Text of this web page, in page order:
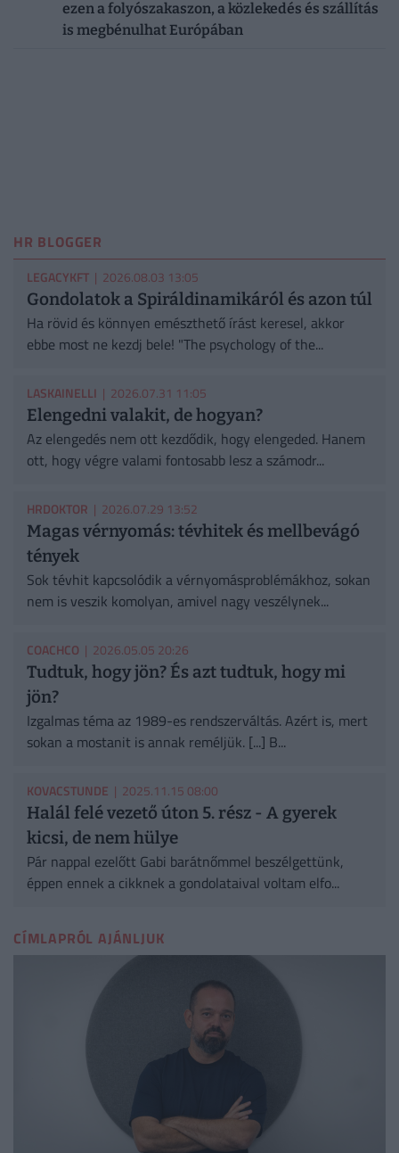
ezen a folyószakaszon, a közlekedés és szállítás
is megbénulhat Európában
HR BLOGGER
LEGACYKFT | 2026.08.03 13:05
Gondolatok a Spiráldinamikáról és azon túl
Ha rövid és könnyen emészthető írást keresel, akkor
ebbe most ne kezdj bele! "The psychology of the...
LASKAINELLI | 2026.07.31 11:05
Elengedni valakit, de hogyan?
Az elengedés nem ott kezdődik, hogy elengeded. Hanem
ott, hogy végre valami fontosabb lesz a számodr...
HRDOKTOR | 2026.07.29 13:52
Magas vérnyomás: tévhitek és mellbevágó
tények
Sok tévhit kapcsolódik a vérnyomásproblémákhoz, sokan
nem is veszik komolyan, amivel nagy veszélynek...
COACHCO | 2026.05.05 20:26
Tudtuk, hogy jön? És azt tudtuk, hogy mi
jön?
Izgalmas téma az 1989-es rendszerváltás. Azért is, mert
sokan a mostanit is annak reméljük. [...] B...
KOVACSTUNDE | 2025.11.15 08:00
Halál felé vezető úton 5. rész - A gyerek
kicsi, de nem hülye
Pár nappal ezelőtt Gabi barátnőmmel beszélgettünk,
éppen ennek a cikknek a gondolataival voltam elfo...
CÍMLAPRÓL AJÁNLJUK